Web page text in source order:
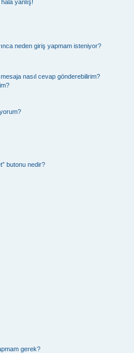
yanlış!
neden giriş yapmam isteniyor?
nasıl cevap gönderebilirim?
butonu nedir?
gerek?